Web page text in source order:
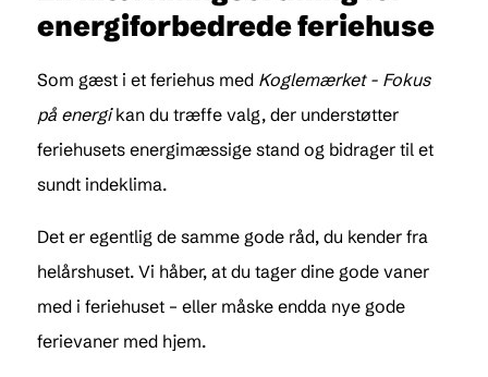
energiforbedrede feriehuse
Som gæst i et feriehus med Koglemærket - Fokus
på energikan du træffe valg, der understøtter
feriehusets energimæssige stand og bidrager til et
sundt indeklima.
Det er egentlig de samme gode råd, du kender fra
helårshuset. Vi håber, at du tager dine gode vaner
med i feriehuset – eller måske endda nye gode
ferievaner med hjem.